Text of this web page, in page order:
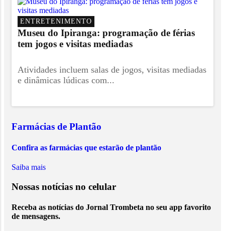
ENTRETENIMENTO
Museu do Ipiranga: programação de férias
tem jogos e visitas mediadas
Atividades incluem salas de jogos, visitas mediadas
e dinâmicas lúdicas com...
Farmácias de Plantão
Confira as farmácias que estarão de plantão
Saiba mais
Nossas notícias no celular
Receba as notícias do Jornal Trombeta no seu app favorito
de mensagens.